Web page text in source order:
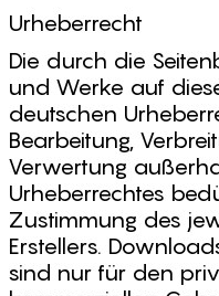
Urheberrecht
Die durch die
und Werke auf
deutschen
Bearbeitung,
Verwertung
Urheberrechtes
Zustimmung des
Erstellers.
sind nur für den